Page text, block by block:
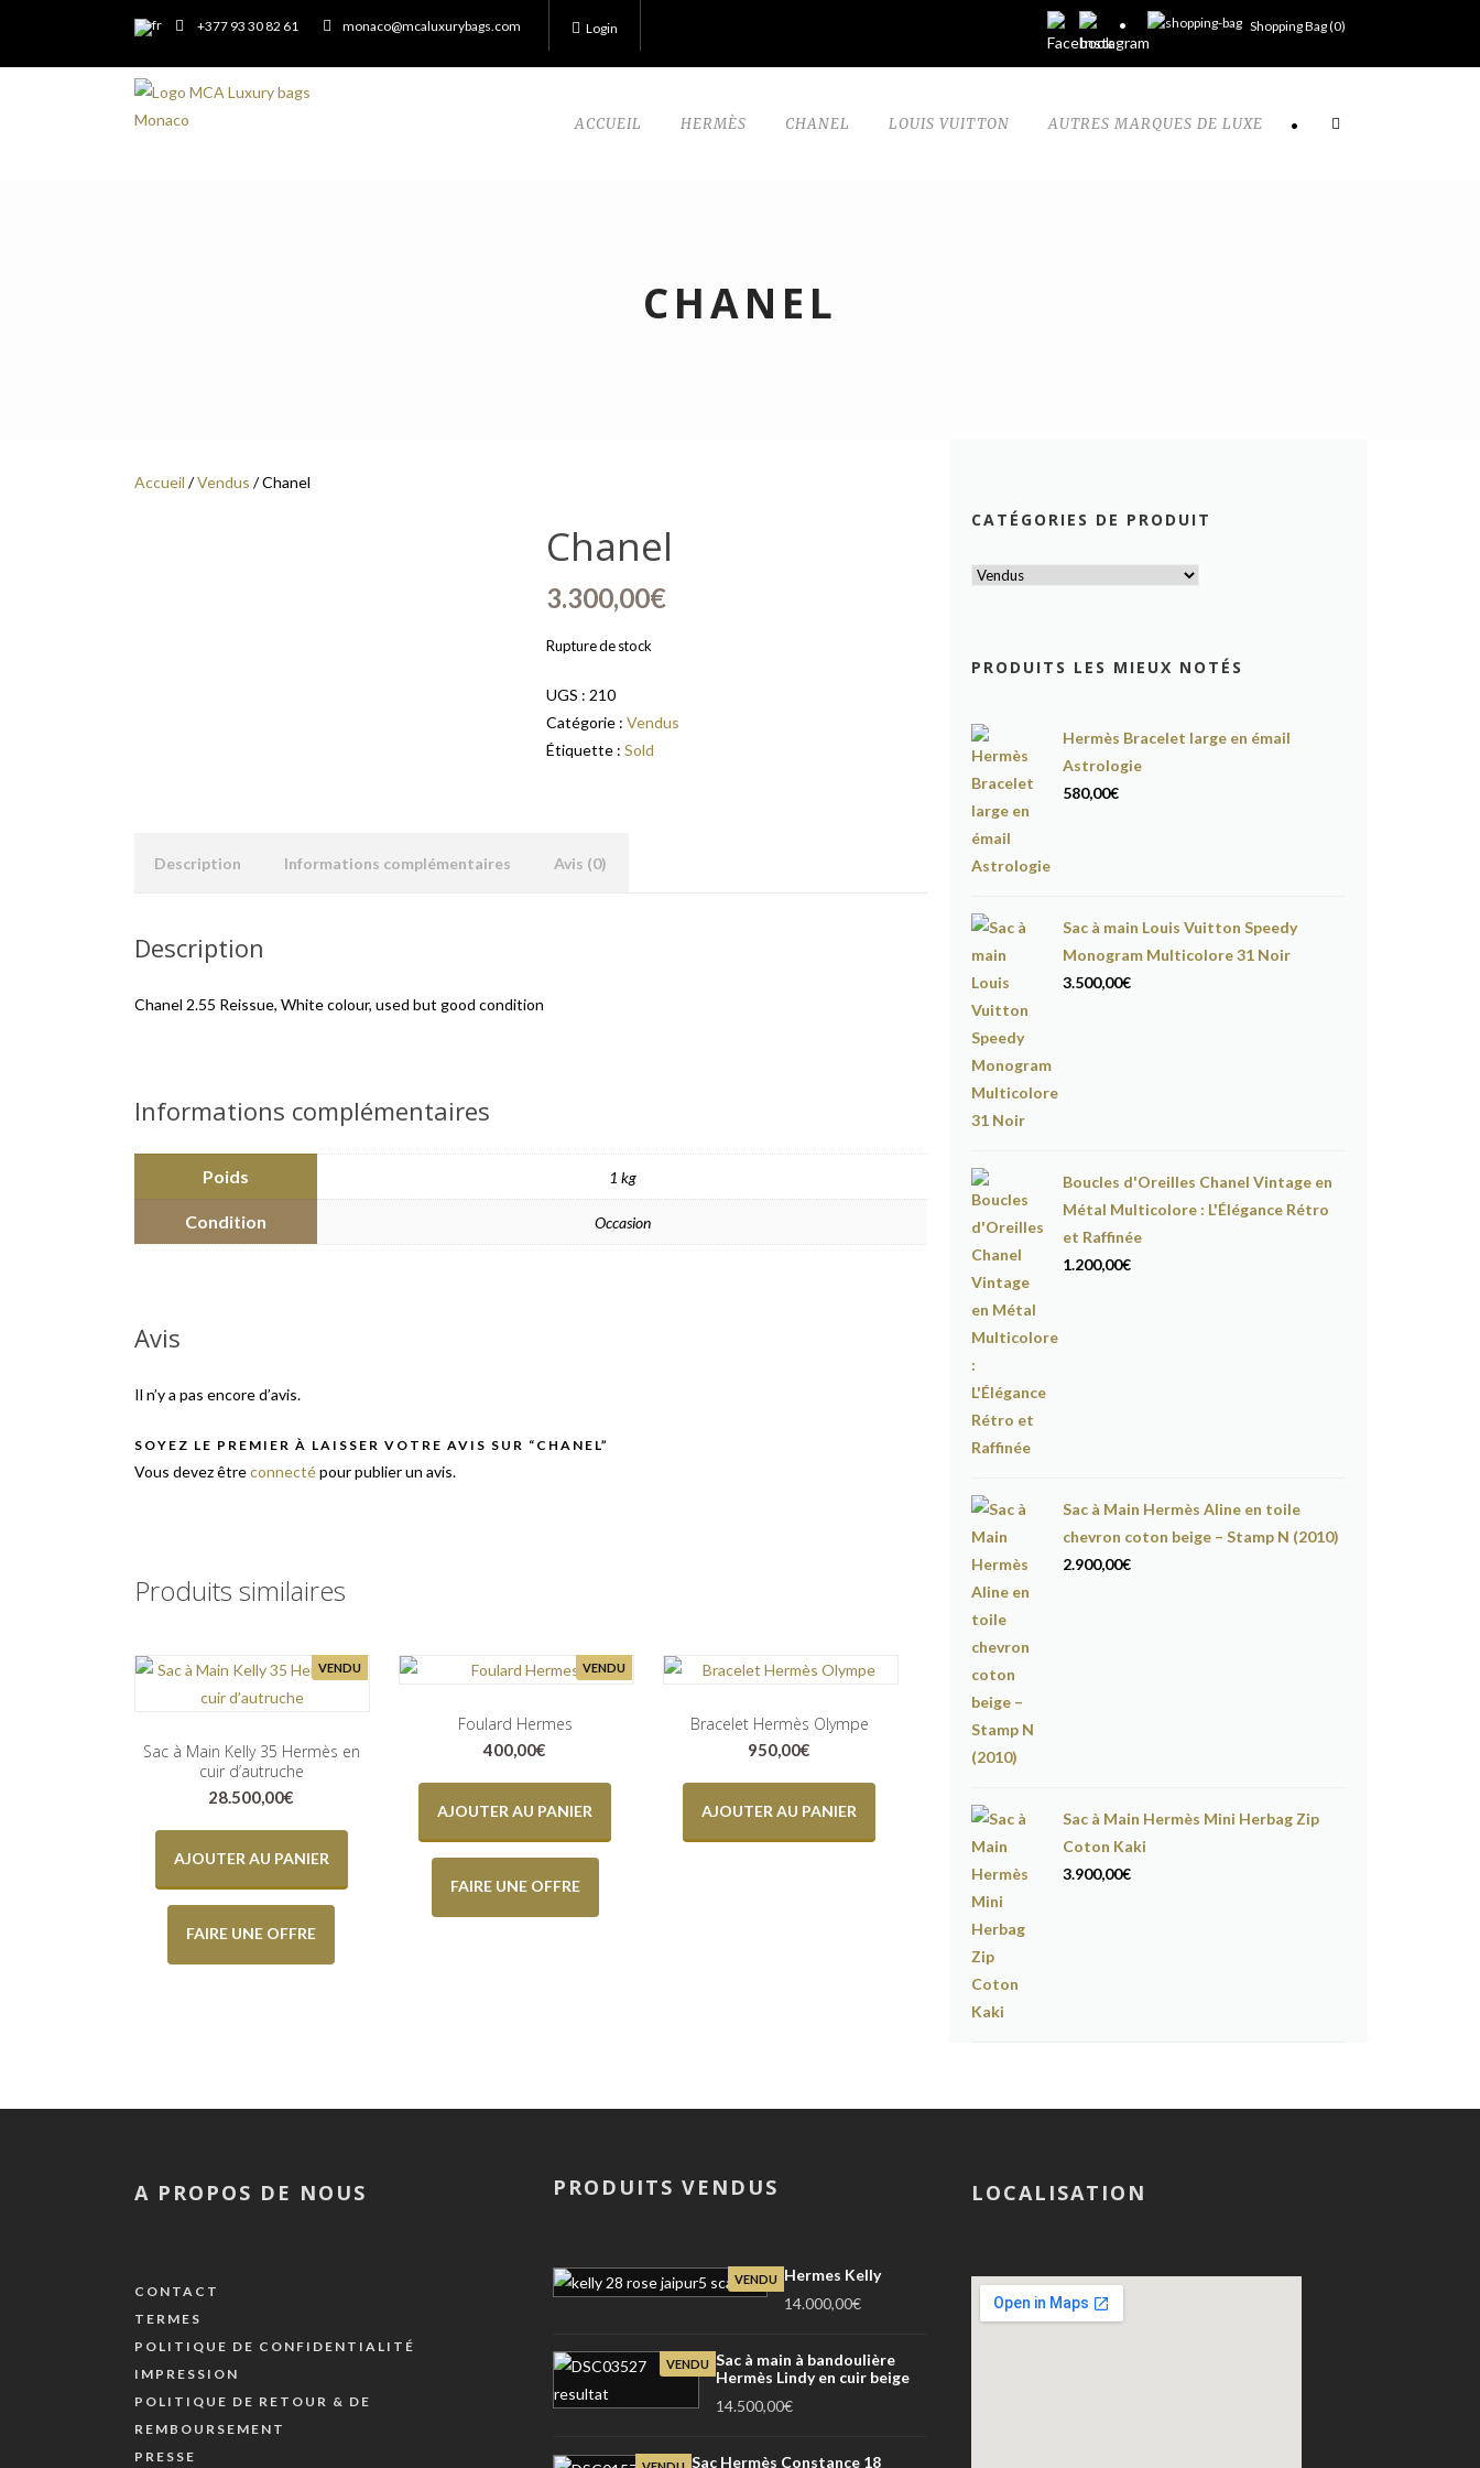
+377 93 30 82 61 monaco@mcaluxurybags.com Login Shopping Bag (0)
ACCUEIL HERMÈS CHANEL LOUIS VUITTON AUTRES MARQUES DE LUXE •
CHANEL
Accueil /Vendus / Chanel
Chanel
3.300,00€
Rupture de stock
UGS : 210
Catégorie :Vendus
Étiquette :Sold
Description Informations complémentaires Avis (0)
Description
Chanel 2.55 Reissue, White colour, used but good condition
Informations complémentaires
Poids 1 kg
Condition Occasion
Avis
Il n’y a pas encore d’avis.
SOYEZ LE PREMIER À LAISSER VOTRE AVIS SUR “CHANEL”
Vous devez êtreconnectépour publier un avis.
Produits similaires
VENDU
Sac à Main Kelly 35 Hermès en
cuir d’autruche
28.500,00€
AJOUTER AU PANIER
FAIRE UNE OFFRE
VENDU
Foulard Hermes
400,00€
AJOUTER AU PANIER
FAIRE UNE OFFRE
Bracelet Hermès Olympe
950,00€
AJOUTER AU PANIER
CATÉGORIES DE PRODUIT
PRODUITS LES MIEUX NOTÉS
Hermès Bracelet large en émail
Astrologie
580,00€
Sac à main Louis Vuitton Speedy
Monogram Multicolore 31 Noir
3.500,00€
Boucles d'Oreilles Chanel Vintage en
Métal Multicolore : L'Élégance Rétro
et Raffinée
1.200,00€
Sac à Main Hermès Aline en toile
chevron coton beige – Stamp N (2010)
2.900,00€
Sac à Main Hermès Mini Herbag Zip
Coton Kaki
3.900,00€
A PROPOS DE NOUS
CONTACT
TERMES
POLITIQUE DE CONFIDENTIALITÉ
IMPRESSION
POLITIQUE DE RETOUR & DE
REMBOURSEMENT
PRESSE
PRODUITS VENDUS
VENDU
Hermes Kelly
14.000,00€
VENDU Sac à main à bandoulière
Hermès Lindy en cuir beige
14.500,00€
Sac Hermès Constance 18
LOCALISATION